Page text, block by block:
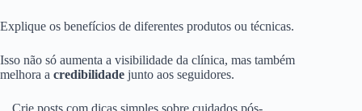
Explique os benefícios de diferentes produtos ou técnicas.
Isso não só aumenta a visibilidade da clínica, mas também
melhora a credibilidade junto aos seguidores.
Crie posts com dicas simples sobre cuidados pós-